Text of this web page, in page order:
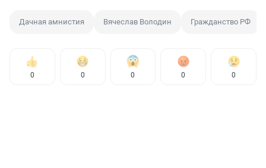
Дачная амнистия Вячеслав Володин Гражданство РФ
0 0 0 0 0